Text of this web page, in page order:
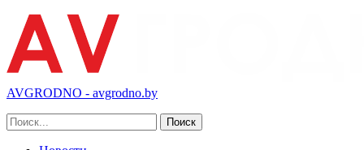
AVGRODNO - avgrodno.by